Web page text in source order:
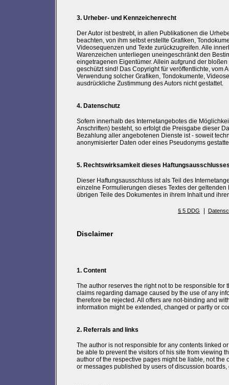
3. Urheber- und Kennzeichenrecht
Der Autor ist bestrebt, in allen Publikationen die
beachten, von ihm selbst erstellte Grafiken,
Videosequenzen und Texte zurückzugreifen. Alle
Warenzeichen unterliegen uneingeschränkt den
eingetragenen Eigentümer. Allein aufgrund der
geschützt sind! Das Copyright für veröffentlichte, vom
Verwendung solcher Grafiken, Tondokumente,
ausdrückliche Zustimmung des Autors nicht gestattet.
4. Datenschutz
Sofern innerhalb des Internetangebotes die
Anschriften) besteht, so erfolgt die Preisgabe dieser
Bezahlung aller angebotenen Dienste ist - soweit
anonymisierter Daten oder eines Pseudonyms
5. Rechtswirksamkeit dieses
Dieser Haftungsausschluss ist als Teil des
einzelne Formulierungen dieses Textes der
übrigen Teile des Dokumentes in ihrem Inhalt und
§ 5 DDG |
Disclaimer
1. Content
The author reserves the right not to be responsible
claims regarding damage caused by the use of any
therefore be rejected. All offers are not-binding and
information might be extended, changed or partly or
2. Referrals and links
The author is not responsible for any contents linked
be able to prevent the visitors of his site from viewing
author of the respective pages might be liable, not
or messages published by users of discussion